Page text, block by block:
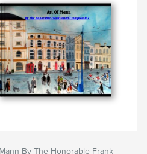
By The Honorable Frank